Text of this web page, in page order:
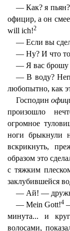
— Как? я
официр, а он
will ich!2
— Если вы
— Ну? И что
— Я вас брошу
— В воду?
любопытно, как
Господин
произошло
огромное
ноги брыкнули
вскрикнуть,
образом это
с тяжким
заклубившейся
— Ай! —
— Mein Gott!4
минута... и
волосами,